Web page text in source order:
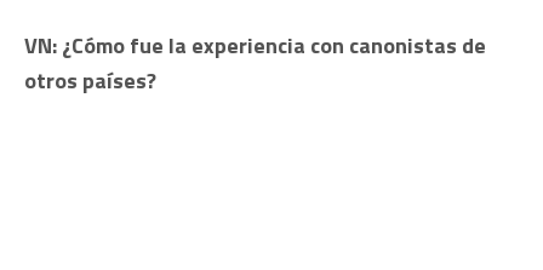
VN: ¿Cómo fue la experiencia con canonistas de
otros países?